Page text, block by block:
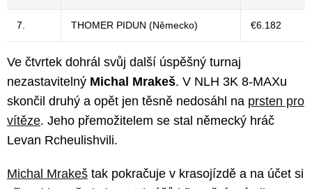
7. THOMER PIDUN (Německo) €6.182
Ve čtvrtek dohrál svůj další úspěšný turnaj
nezastavitelný Michal Mrakeš. V NLH 3K 8-MAXu
skončil druhý a opět jen těsně nedosáhl na prsten pro
vítěze. Jeho přemožitelem se stal německý hráč
Levan Rcheulishvili.
Michal Mrakeš tak pokračuje v krasojízdě a na účet si